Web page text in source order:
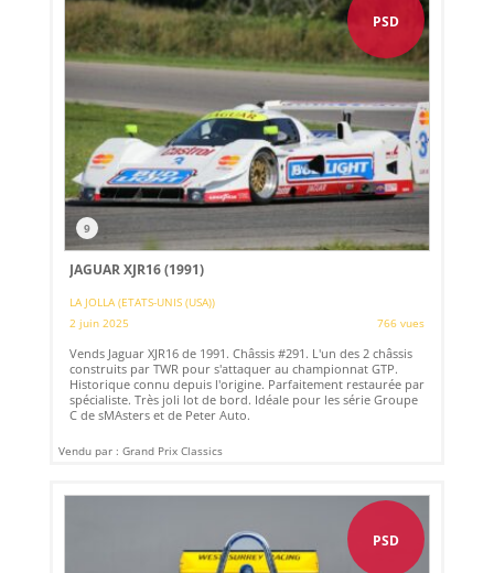
PSD
9
JAGUAR XJR16 (1991)
LA JOLLA (ETATS-UNIS (USA))
2 juin 2025
766 vues
Vends Jaguar XJR16 de 1991. Châssis #291. L'un des 2 châssis
construits par TWR pour s'attaquer au championnat GTP.
Historique connu depuis l'origine. Parfaitement restaurée par
spécialiste. Très joli lot de bord. Idéale pour les série Groupe
C de sMAsters et de Peter Auto.
Vendu par : Grand Prix Classics
PSD